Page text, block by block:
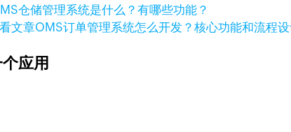
仓储管理系统是什么？有哪些功能？
文章OMS订单管理系统怎么开发？核心功能和流程
应用